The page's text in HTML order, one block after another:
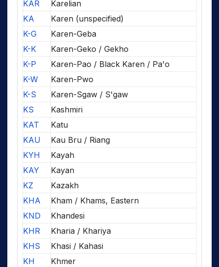
KAR
Karelian
KA
Karen (unspecified)
K-G
Karen-Geba
K-K
Karen-Geko / Gekho
K-P
Karen-Pao / Black Karen / Pa'o
K-W
Karen-Pwo
K-S
Karen-Sgaw / S'gaw
KS
Kashmiri
KAT
Katu
KAU
Kau Bru / Riang
KYH
Kayah
KAY
Kayan
KZ
Kazakh
KHA
Kham / Khams, Eastern
KND
Khandesi
KHR
Kharia / Khariya
KHS
Khasi / Kahasi
KH
Khmer